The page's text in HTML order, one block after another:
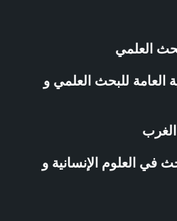
العلمي
العامة للبحث العلمي و
الغرب
في العلوم الإنسانية و